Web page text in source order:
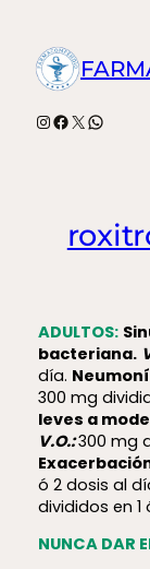
contenido
Instagram
Facebook
X
ADULTOS:
bacteriana.
día.
300 mg
leves a
V.O.:300 mg
ó 2 dosis al
divididos en 1
NUNCA DAR